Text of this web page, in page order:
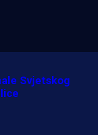
Svjetskog